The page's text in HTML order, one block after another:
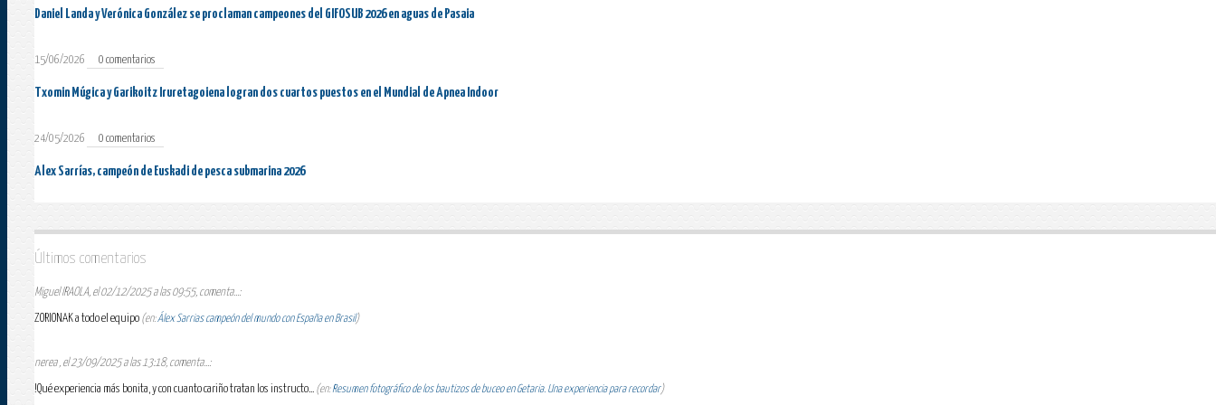
Daniel Landa y Verónica González se proclaman campeones del GIFOSUB 2026 en aguas de Pasaia
15/06/2026 0 comentarios
Txomin Múgica y Garikoitz Iruretagoiena logran dos cuartos puestos en el Mundial de Apnea Indoor
24/05/2026 0 comentarios
Alex Sarrías, campeón de Euskadi de pesca submarina 2026
Últimos comentarios
Miguel IRAOLA, el 02/12/2025 a las 09:55, comenta...:
ZORIONAK a todo el equipo (en:Álex Sarrias campeón del mundo con España en Brasil)
nerea , el 23/09/2025 a las 13:18, comenta...:
!Qué experiencia más bonita, y con cuanto cariño tratan los instructo... (en:Resumen fotográfico de los bautizos de buceo en Getaria. Una experiencia para recordar)